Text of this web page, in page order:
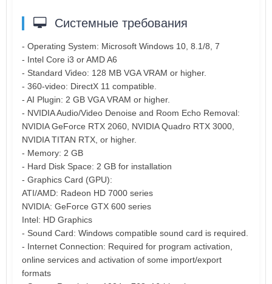
Системные требования
- Operating System: Microsoft Windows 10, 8.1/8, 7
- Intel Core i3 or AMD A6
- Standard Video: 128 MB VGA VRAM or higher.
- 360-video: DirectX 11 compatible.
- AI Plugin: 2 GB VGA VRAM or higher.
- NVIDIA Audio/Video Denoise and Room Echo Removal:
NVIDIA GeForce RTX 2060, NVIDIA Quadro RTX 3000,
NVIDIA TITAN RTX, or higher.
- Memory: 2 GB
- Hard Disk Space: 2 GB for installation
- Graphics Card (GPU):
ATI/AMD: Radeon HD 7000 series
NVIDIA: GeForce GTX 600 series
Intel: HD Graphics
- Sound Card: Windows compatible sound card is required.
- Internet Connection: Required for program activation,
online services and activation of some import/export
formats